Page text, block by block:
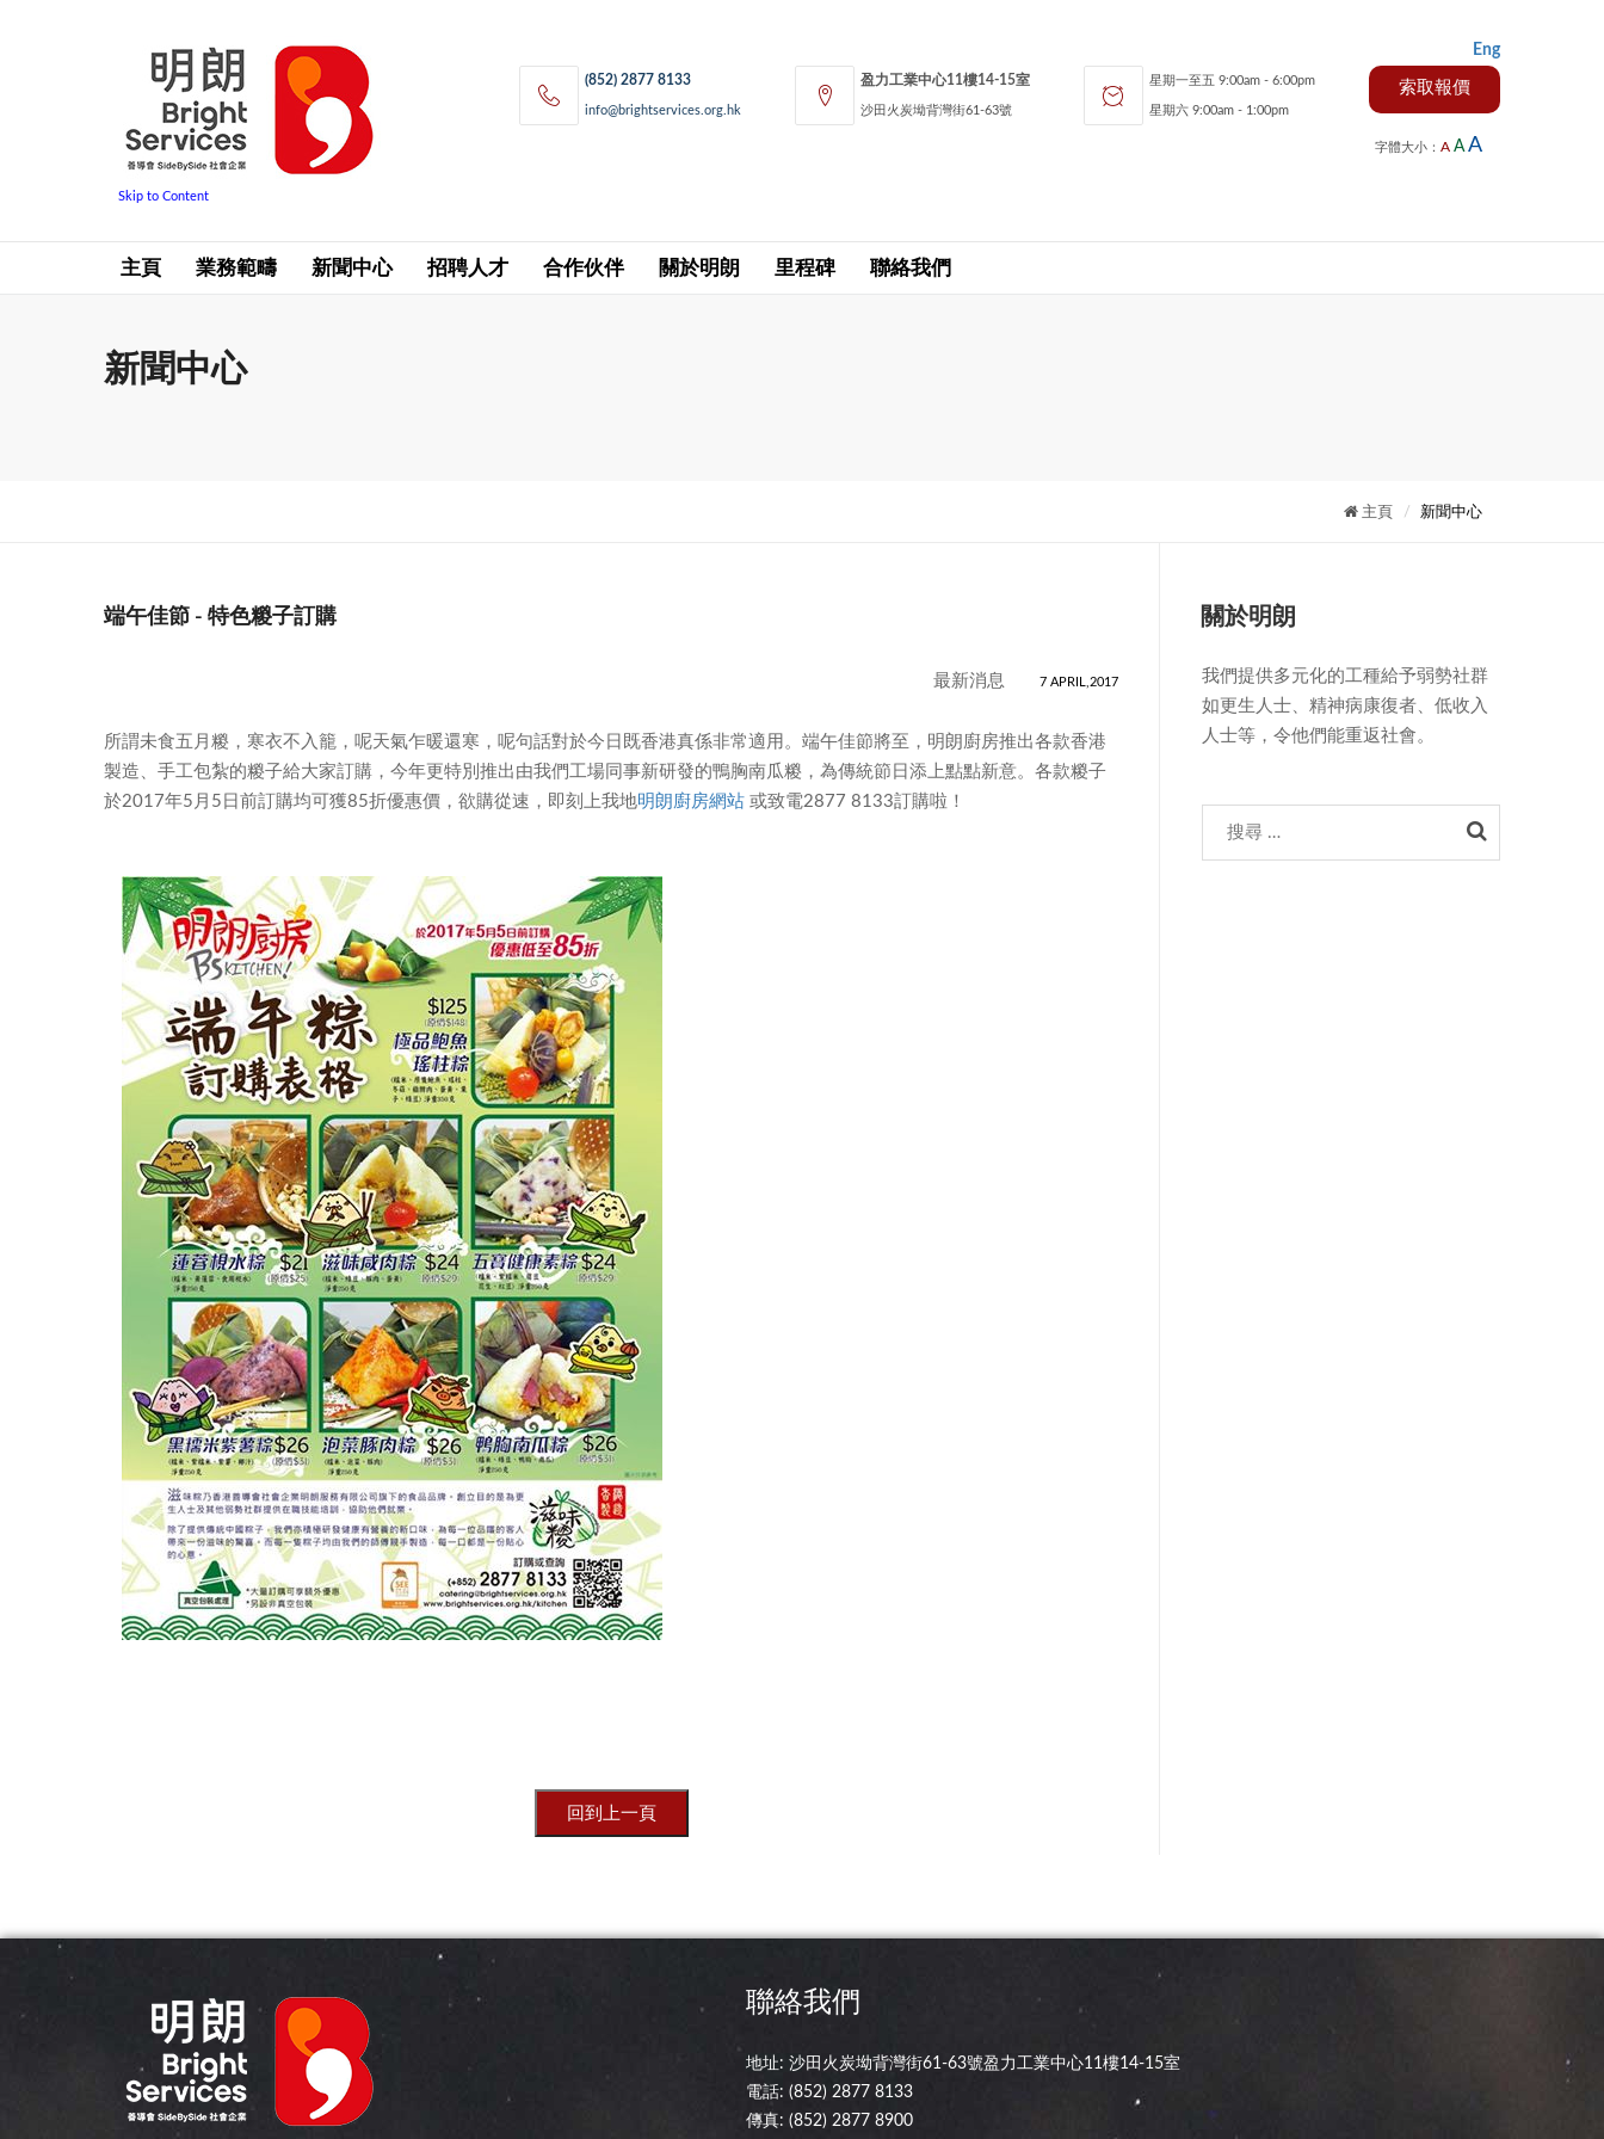
Skip to Content
Eng
(852) 2877 8133
info@brightservices.org.hk
盈力工業中心11樓14-15室
沙田火炭坳背灣街61-63號
星期一至五 9:00am - 6:00pm
星期六 9:00am - 1:00pm
索取報價
字體大小： A A A
主頁 業務範疇 新聞中心 招聘人才 合作伙伴 關於明朗 里程碑 聯絡我們
新聞中心
主頁 新聞中心
端午佳節 - 特色糉子訂購
最新消息 7 APRIL,2017
所謂未食五月糉，寒衣不入籠，呢天氣乍暖還寒，呢句話對於今日既香港真係非常適用。端午佳節將至，明朗廚房推出各款香港
製造、手工包紮的糉子給大家訂購，今年更特別推出由我們工場同事新研發的鴨胸南瓜糉，為傳統節日添上點點新意。各款糉子
於2017年5月5日前訂購均可獲85折優惠價，欲購從速，即刻上我地明朗廚房網站 或致電2877 8133訂購啦！
關於明朗
我們提供多元化的工種給予弱勢社群
如更生人士、精神病康復者、低收入
人士等，令他們能重返社會。
聯絡我們
地址: 沙田火炭坳背灣街61-63號盈力工業中心11樓14-15室
電話:(852) 2877 8133
傳真: (852) 2877 8900